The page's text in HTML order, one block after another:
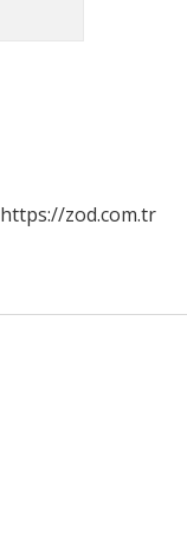
https://zod.com.tr